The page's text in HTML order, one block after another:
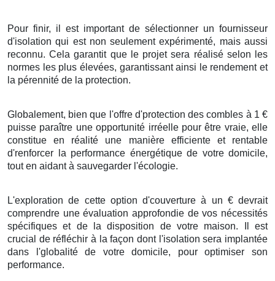
Pour finir, il est importantde sélectionner un fournisseur
d'isolation qui est non seulementexpérimenté, maisaussi
reconnu. Celagarantitque le projetsera réaliséselon les
normes les plus élevées, garantissantainsi le rendementet
la pérennité de la protection.
Globalement, bien que l'offred'protection descombles à 1 €
puisse paraître uneopportunité irréellepour être vraie, elle
constitue en réalité une manière efficienteet rentable
d'renforcer la performance énergétiquede votre domicile,
tout en aidantà sauvegarder l'écologie.
L'exploration de cette option d'couverture à un €devrait
comprendre uneévaluation approfondie de vos nécessités
spécifiques et de ladisposition de votre maison. Il est
crucial de réfléchir à lafaçon dont l'isolation sera implantée
dans l'globalitéde votredomicile, pour optimiser son
performance.